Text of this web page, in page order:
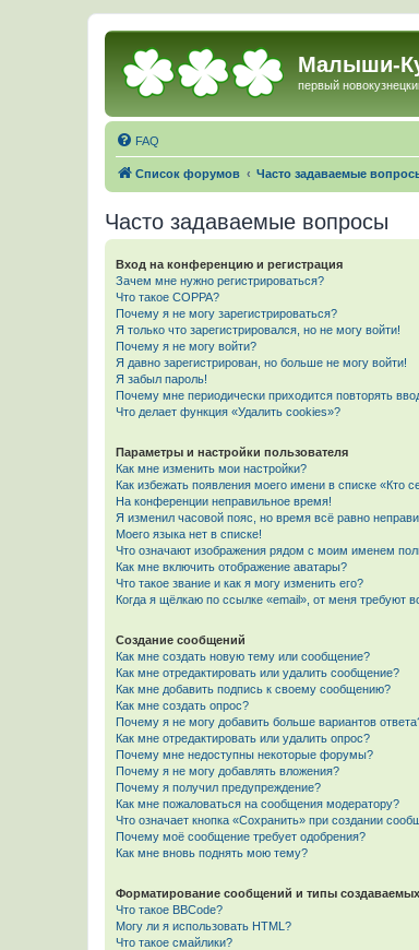
Малыши-
первый
FAQ
Список форумов Часто задаваемые
Часто задаваемые вопросы
Вход на конференцию и регистрация
Зачем мне нужно регистрироваться?
Что такое COPPA?
Почему я не могу зарегистрироваться?
Я только что зарегистрировался, но не могу войти!
Почему я не могу войти?
Я давно зарегистрирован, но больше не могу войти!
Я забыл пароль!
Почему мне периодически приходится повторять
Что делает функция «Удалить cookies»?
Параметры и настройки пользователя
Как мне изменить мои настройки?
Как избежать появления моего имени в списке «Кто
На конференции неправильное время!
Я изменил часовой пояс, но время всё равно
Моего языка нет в списке!
Что означают изображения рядом с моим именем
Как мне включить отображение аватары?
Что такое звание и как я могу изменить его?
Когда я щёлкаю по ссылке «email», от меня требуют
Создание сообщений
Как мне создать новую тему или сообщение?
Как мне отредактировать или удалить сообщение?
Как мне добавить подпись к своему сообщению?
Как мне создать опрос?
Почему я не могу добавить больше вариантов
Как мне отредактировать или удалить опрос?
Почему мне недоступны некоторые форумы?
Почему я не могу добавлять вложения?
Почему я получил предупреждение?
Как мне пожаловаться на сообщения модератору?
Что означает кнопка «Сохранить» при создании
Почему моё сообщение требует одобрения?
Как мне вновь поднять мою тему?
Форматирование сообщений и типы
Что такое BBCode?
Могу ли я использовать HTML?
Что такое смайлики?